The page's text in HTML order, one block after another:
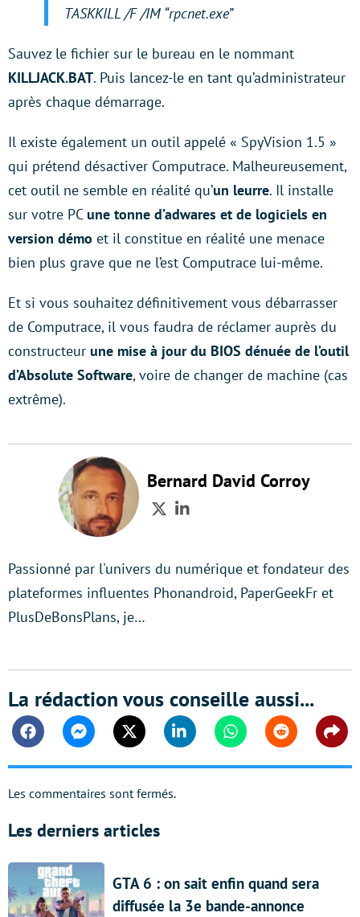
TASKKILL /F /IM “rpcnet.exe”
Sauvez le fichier sur le bureau en le nommant
KILLJACK.BAT. Puis lancez-le en tant qu’administrateur
après chaque démarrage.
Il existe également un outil appelé « SpyVision 1.5 »
qui prétend désactiver Computrace. Malheureusement,
cet outil ne semble en réalité qu’un leurre. Il installe
sur votre PC une tonne d’adwares et de logiciels en
version démo et il constitue en réalité une menace
bien plus grave que ne l’est Computrace lui-même.
Et si vous souhaitez définitivement vous débarrasser
de Computrace, il vous faudra de réclamer auprès du
constructeur une mise à jour du BIOS dénuée de l’outil
d’Absolute Software, voire de changer de machine (cas
extrême).
Bernard David Corroy
TwitterLinkedIn
Passionné par l'univers du numérique et fondateur des
plateformes influentes Phonandroid, PaperGeekFr et
PlusDeBonsPlans, je…
La rédaction vous conseille aussi...
FacebookMessengerTwitter Linkedin WhatsappReddit
Les commentaires sont fermés.
Les derniers articles
GTA 6 : on sait enfin quand sera
diffusée la 3e bande-annonce